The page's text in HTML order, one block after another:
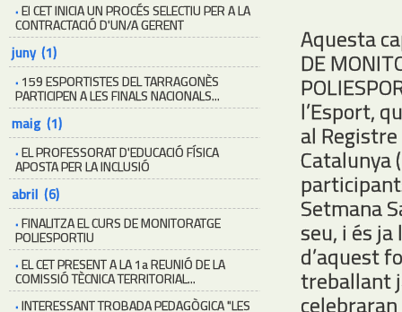
·El CET INICIA UN PROCÉS SELECTIU PER A LA
CONTRACTACIÓ D'UN/A GERENT
juny (1)
· 159 ESPORTISTES DEL TARRAGONÈS
PARTICIPEN A LES FINALS NACIONALS...
maig (1)
·EL PROFESSORAT D'EDUCACIÓ FÍSICA
APOSTA PER LA INCLUSIÓ
abril (6)
·FINALITZA EL CURS DE MONITORATGE
POLIESPORTIU
·EL CET PRESENT A LA 1a REUNIÓ DE LA
COMISSIÓ TÈCNICA TERRITORIAL...
·INTERESSANT TROBADA PEDAGÒGICA "LES
Aquesta
DE
l’Esport,
al
Catalunya
Setmana
seu, i és
d’aquest
treballant